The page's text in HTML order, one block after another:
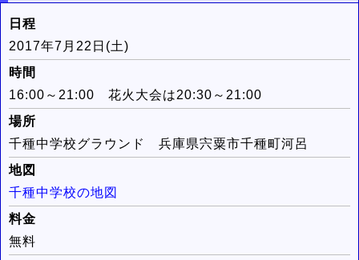
日程
2017年7月22日(土)
時間
16:00～21:00 花火大会は20:30～21:00
場所
千種中学校グラウンド 兵庫県宍粟市千種町河呂
地図
千種中学校の地図
料金
無料